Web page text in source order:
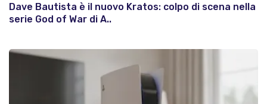
Dave Bautista è il nuovo Kratos: colpo di scena nella
serie God of War di A..